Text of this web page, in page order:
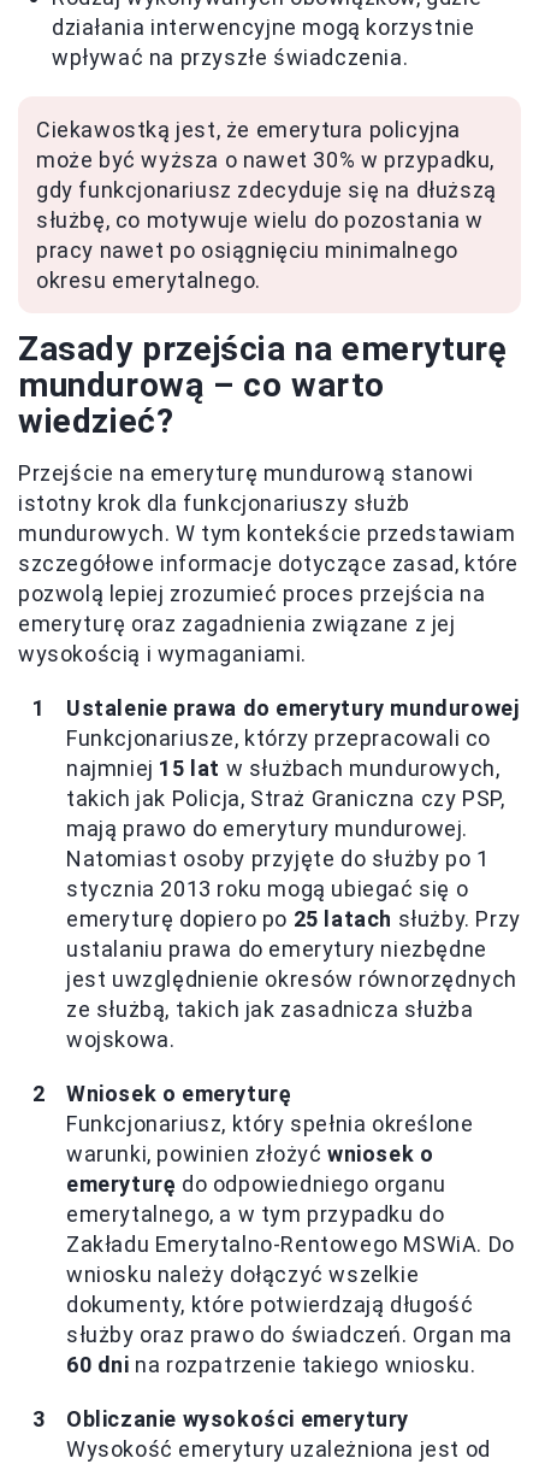
działania interwencyjne mogą korzystnie
wpływać na przyszłe świadczenia.
Ciekawostką jest, że emerytura policyjna
może być wyższa o nawet 30% w przypadku,
gdy funkcjonariusz zdecyduje się na dłuższą
służbę, co motywuje wielu do pozostania w
pracy nawet po osiągnięciu minimalnego
okresu emerytalnego.
Zasady przejścia na emeryturę
mundurową – co warto
wiedzieć?
Przejście na emeryturę mundurową stanowi
istotny krok dla funkcjonariuszy służb
mundurowych. W tym kontekście przedstawiam
szczegółowe informacje dotyczące zasad, które
pozwolą lepiej zrozumieć proces przejścia na
emeryturę oraz zagadnienia związane z jej
wysokością i wymaganiami.
Ustalenie prawa do emerytury mundurowej
Funkcjonariusze, którzy przepracowali co
najmniej 15 lat w służbach mundurowych,
takich jak Policja, Straż Graniczna czy PSP,
mają prawo do emerytury mundurowej.
Natomiast osoby przyjęte do służby po 1
stycznia 2013 roku mogą ubiegać się o
emeryturę dopiero po 25 latach służby. Przy
ustalaniu prawa do emerytury niezbędne
jest uwzględnienie okresów równorzędnych
ze służbą, takich jak zasadnicza służba
wojskowa.
Wniosek o emeryturę
Funkcjonariusz, który spełnia określone
warunki, powinien złożyćwniosek o
emeryturę do odpowiedniego organu
emerytalnego, a w tym przypadku do
Zakładu Emerytalno-Rentowego MSWiA. Do
wniosku należy dołączyć wszelkie
dokumenty, które potwierdzają długość
służby oraz prawo do świadczeń. Organ ma
60 dni na rozpatrzenie takiego wniosku.
Obliczanie wysokości emerytury
Wysokość emerytury uzależniona jest od